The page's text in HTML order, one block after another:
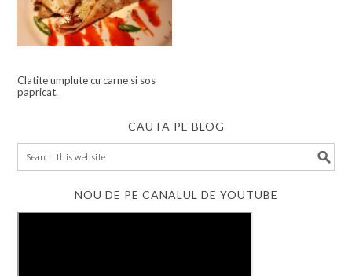
Clatite umplute cu carne si sos
papricat.
CAUTA PE BLOG
NOU DE PE CANALUL DE YOUTUBE